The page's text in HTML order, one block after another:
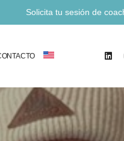
Solicita tu sesión de